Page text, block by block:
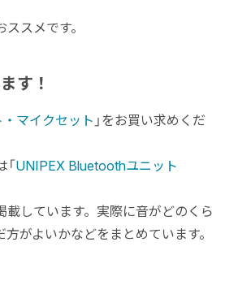
スメです。
す！
マイクセット 」をお買い求めくだ
UNIPEX Bluetoothユニット
しています。実際に音がどのくら
がよいかなどをまとめています。